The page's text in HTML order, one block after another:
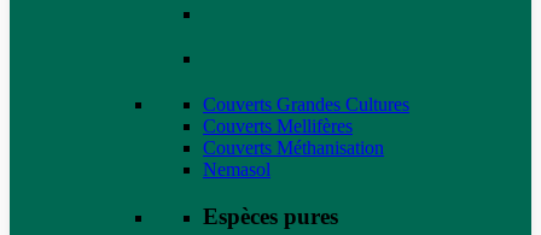
Couverts Grandes Cultures
Couverts Mellifères
Couverts Méthanisation
Nemasol
Espèces pures